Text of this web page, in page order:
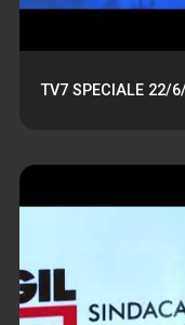
TV7 SPECIALE 22/